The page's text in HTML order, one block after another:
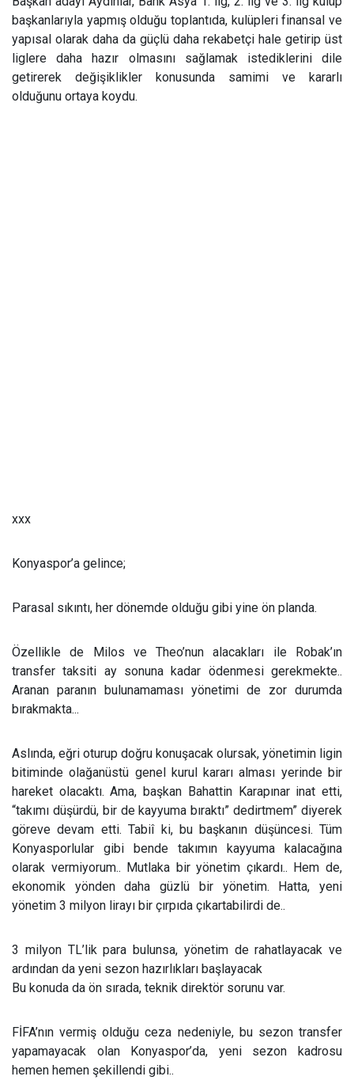
başkanlarıyla yapmış olduğu toplantıda, kulüpleri finansal ve
yapısal olarak daha da güçlü daha rekabetçi hale getirip üst
liglere daha hazır olmasını sağlamak istediklerini dile
getirerek değişiklikler konusunda samimi ve kararlı
olduğunu ortaya koydu.
xxx
Konyaspor’a gelince;
Parasal sıkıntı, her dönemde olduğu gibi yine ön planda.
Özellikle de Milos ve Theo’nun alacakları ile Robak’ın
transfer taksiti ay sonuna kadar ödenmesi gerekmekte..
Aranan paranın bulunamaması yönetimi de zor durumda
bırakmakta...
Aslında, eğri oturup doğru konuşacak olursak, yönetimin ligin
bitiminde olağanüstü genel kurul kararı alması yerinde bir
hareket olacaktı. Ama, başkan Bahattin Karapınar inat etti,
“takımı düşürdü, bir de kayyuma bıraktı” dedirtmem” diyerek
göreve devam etti. Tabiî ki, bu başkanın düşüncesi. Tüm
Konyasporlular gibi bende takımın kayyuma kalacağına
olarak vermiyorum.. Mutlaka bir yönetim çıkardı.. Hem de,
ekonomik yönden daha güzlü bir yönetim. Hatta, yeni
yönetim 3 milyon lirayı bir çırpıda çıkartabilirdi de..
3 milyon TL’lik para bulunsa, yönetim de rahatlayacak ve
ardından da yeni sezon hazırlıkları başlayacak
Bu konuda da ön sırada, teknik direktör sorunu var.
FİFA’nın vermiş olduğu ceza nedeniyle, bu sezon transfer
yapamayacak olan Konyaspor’da, yeni sezon kadrosu
hemen hemen şekillendi gibi..